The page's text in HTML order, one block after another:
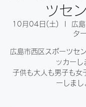
ツセ
10月04日(土)
広
ター
広島市西区スポーツセ
ッカーし
子供も大人も男子も女
ーしまし